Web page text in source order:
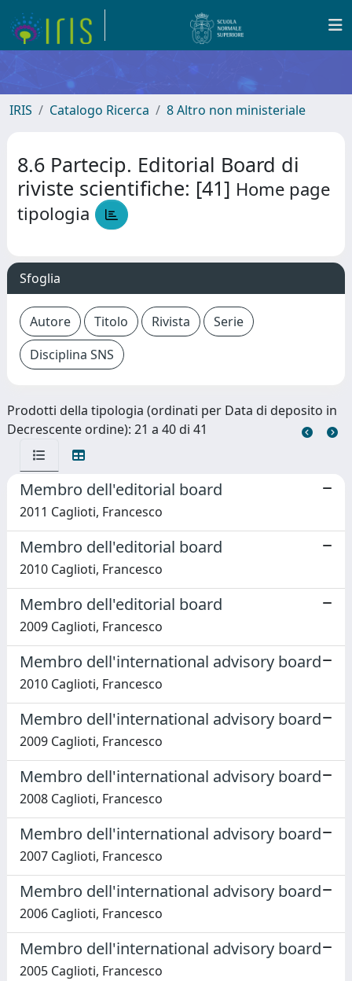
IRIS Catalogo Ricerca 8 Altro non ministeriale
8.6 Partecip. Editorial Board di
riviste scientifiche: [41] Home page
tipologia
Sfoglia
Prodotti della tipologia (ordinati per Data di deposito in
Decrescente ordine): 21 a 40 di 41
Membro dell'editorial board
2011 Caglioti, Francesco
Membro dell'editorial board
2010 Caglioti, Francesco
Membro dell'editorial board
2009 Caglioti, Francesco
Membro dell'international advisory board
2010 Caglioti, Francesco
Membro dell'international advisory board
2009 Caglioti, Francesco
Membro dell'international advisory board
2008 Caglioti, Francesco
Membro dell'international advisory board
2007 Caglioti, Francesco
Membro dell'international advisory board
2006 Caglioti, Francesco
Membro dell'international advisory board
2005 Caglioti, Francesco